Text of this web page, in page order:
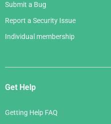
Submit a Bug
Report a Security Issue
Individual membership
Get Help
Getting Help FAQ